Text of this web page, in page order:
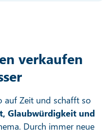
verkaufen
auf Zeit und schafft so
Glaubwürdigkeit und
Durch immer neue